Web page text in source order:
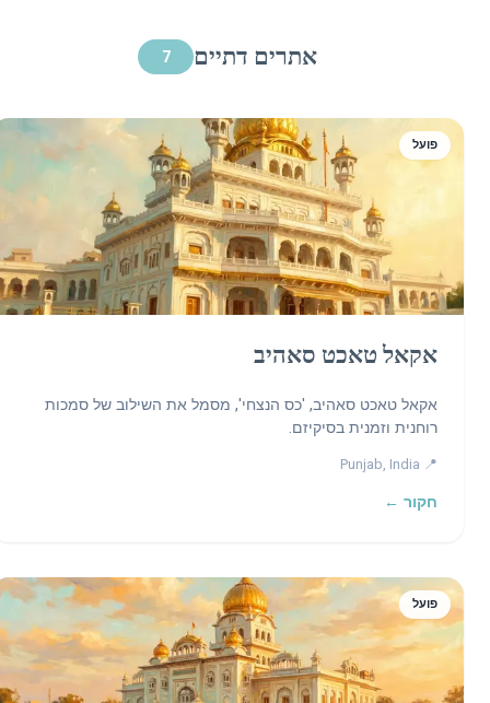
אתרים דתיים 7
פועל
אקאל טאכט סאהיב
אקאל טאכט סאהיב, 'כס הנצחי', מסמל את השילוב של סמכות
רוחנית וזמנית בסיקיזם.
חקור ←
פועל